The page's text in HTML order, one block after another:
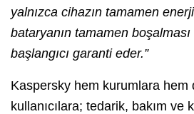
yalnızca cihazın tamamen
bataryanın tamamen
başlangıcı garanti eder.”
Kaspersky hem kurumlara hem
kullanıcılara; tedarik, bakım ve